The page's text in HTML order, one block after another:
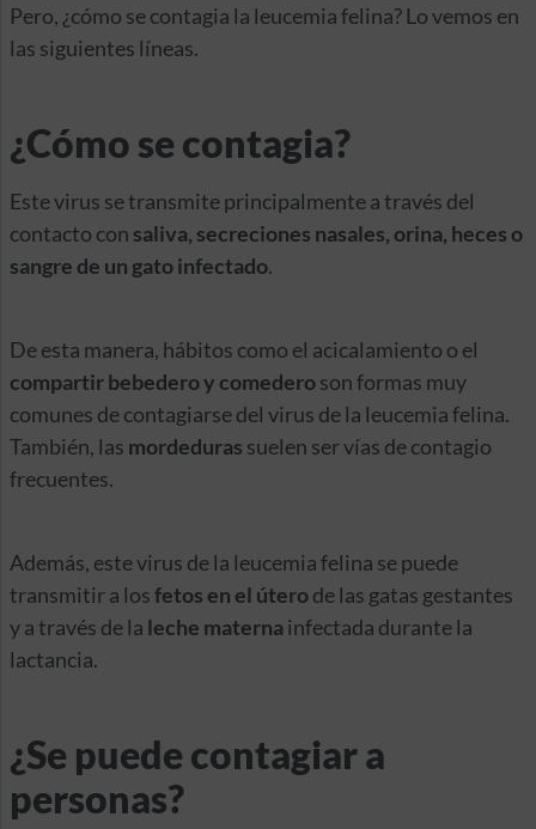
Pero, ¿cómo se contagia la leucemia felina? Lo vemos en
las siguientes líneas.
¿Cómo se contagia?
Este virus se transmite principalmente a través del
contacto con saliva, secreciones nasales, orina, heces o
sangre de un gato infectado.
De esta manera, hábitos como el acicalamiento o el
compartir bebedero y comederoson formas muy
comunes de contagiarse del virus de la leucemia felina.
También, las mordeduras suelen ser vías de contagio
frecuentes.
Además, este virus de la leucemia felina se puede
transmitir a losfetos en el úterode las gatas gestantes
y a través de la leche materna infectada durante la
lactancia.
¿Se puede contagiar a
personas?